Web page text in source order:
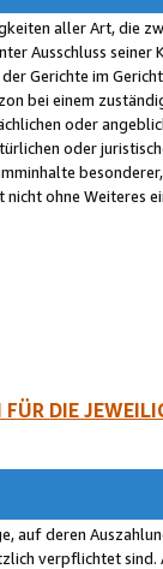
aller Art, die
Ausschluss
Gerichte im
bei einem
oder
oder
ohne Weiteres
DIE
auf deren
verpflichtet